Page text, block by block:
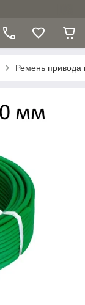
Ремень привода